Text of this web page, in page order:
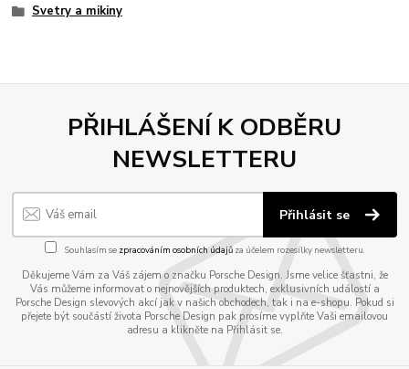
Svetry a mikiny
PŘIHLÁŠENÍ K ODBĚRU
NEWSLETTERU
Přihlásit se
Souhlasím se zpracováním osobních údajůza účelem rozesílky newsletteru.
Děkujeme Vám za Váš zájem o značku Porsche Design. Jsme velice šťastni, že
Vás můžeme informovat o nejnovějších produktech, exklusivních událostí a
Porsche Design slevových akcí jak v našich obchodech, tak i na e-shopu. Pokud si
přejete být součástí života Porsche Design pak prosíme vyplňte Vaši emailovou
adresu a klikněte na Přihlásit se.